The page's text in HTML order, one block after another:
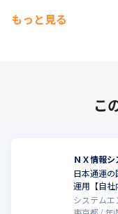
④Udemyを利用した学
■キャリアパス
設計、構築を経験し、
門性を高めるキャリア
もっと見る
こ
ＮＸ情報
日本通運の
運用【自社
システムエ